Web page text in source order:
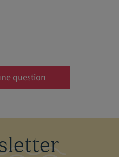
question